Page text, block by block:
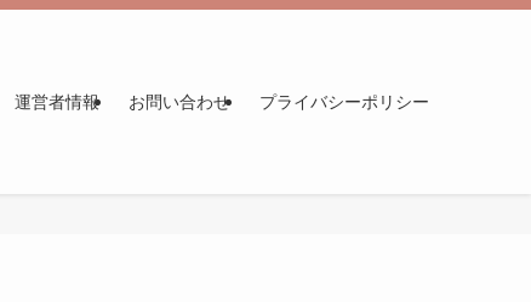
運営者情報 お問い合わせ プライバシーポリシー